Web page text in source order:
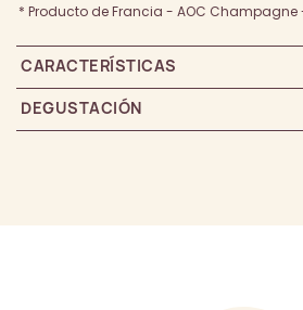
* Producto de Francia - AOC Champagne
CARACTERÍSTICAS
DEGUSTACIÓN